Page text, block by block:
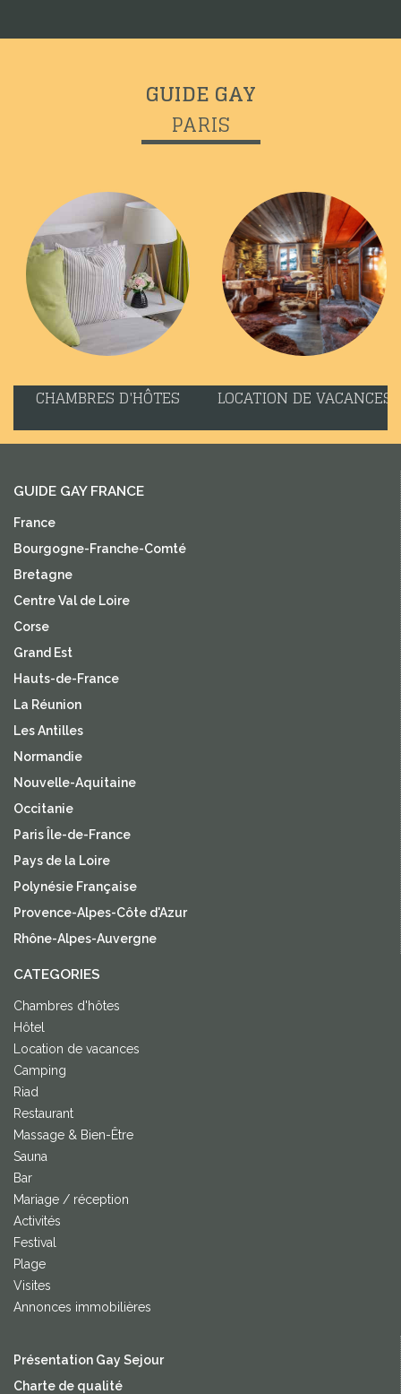
GUIDE GAY
PARIS
CHAMBRES D'HÔTES LOCATION DE VACANCES
GUIDE GAY FRANCE
France
Bourgogne-Franche-Comté
Bretagne
Centre Val de Loire
Corse
Grand Est
Hauts-de-France
La Réunion
Les Antilles
Normandie
Nouvelle-Aquitaine
Occitanie
Paris Île-de-France
Pays de la Loire
Polynésie Française
Provence-Alpes-Côte d'Azur
Rhône-Alpes-Auvergne
CATEGORIES
Chambres d'hôtes
Hôtel
Location de vacances
Camping
Riad
Restaurant
Massage & Bien-Être
Sauna
Bar
Mariage / réception
Activités
Festival
Plage
Visites
Annonces immobilières
Présentation Gay Sejour
Charte de qualité